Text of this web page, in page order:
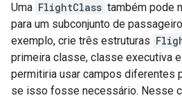
Uma FlightClass também pode
para um subconjunto de
exemplo, crie três estruturas
primeira classe, classe executiva
permitiria usar campos diferentes
se isso fosse necessário. Nesse